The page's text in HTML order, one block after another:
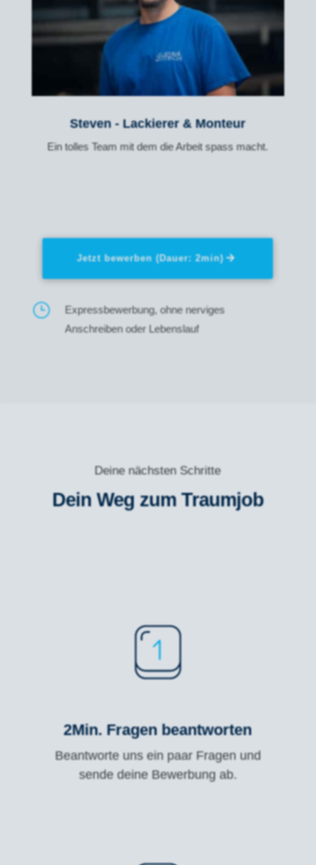
Steven - Lackierer & Monteur
Ein tolles Team mit dem die Arbeit spass macht.
Jetzt bewerben (Dauer: 2min)
}
Expressbewerbung, ohne nerviges
Anschreiben oder Lebenslauf
Deine nächsten Schritte
Dein Weg zum Traumjob
2Min. Fragen beantworten
Beantworte uns ein paar Fragen und
sende deine Bewerbung ab.